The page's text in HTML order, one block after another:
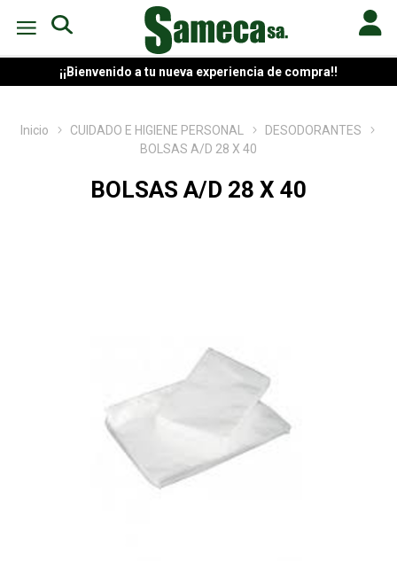
¡¡Bienvenido a tu nueva experiencia de compra!!
Inicio CUIDADO E HIGIENE PERSONAL
DESODORANTES
BOLSAS A/D 28 X 40
BOLSAS A/D 28 X 40